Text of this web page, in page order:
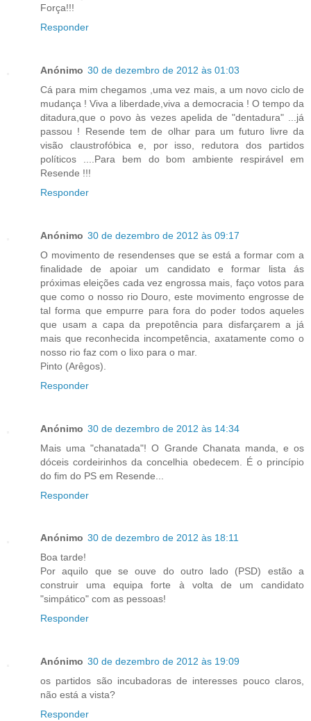
Força!!!
Responder
Anónimo 30 de dezembro de 2012 às 01:03
Cá para mim chegamos ,uma vez mais, a um novo ciclo de
mudança ! Viva a liberdade,viva a democracia ! O tempo da
ditadura,que o povo às vezes apelida de "dentadura" ...já
passou ! Resende tem de olhar para um futuro livre da
visão claustrofóbica e, por isso, redutora dos partidos
políticos ....Para bem do bom ambiente respirável em
Resende !!!
Responder
Anónimo 30 de dezembro de 2012 às 09:17
O movimento de resendenses que se está a formar com a
finalidade de apoiar um candidato e formar lista ás
próximas eleições cada vez engrossa mais, faço votos para
que como o nosso rio Douro, este movimento engrosse de
tal forma que empurre para fora do poder todos aqueles
que usam a capa da prepotência para disfarçarem a já
mais que reconhecida incompetência, axatamente como o
nosso rio faz com o lixo para o mar.
Pinto (Arêgos).
Responder
Anónimo 30 de dezembro de 2012 às 14:34
Mais uma "chanatada"! O Grande Chanata manda, e os
dóceis cordeirinhos da concelhia obedecem. É o princípio
do fim do PS em Resende...
Responder
Anónimo 30 de dezembro de 2012 às 18:11
Boa tarde!
Por aquilo que se ouve do outro lado (PSD) estão a
construir uma equipa forte à volta de um candidato
"simpático" com as pessoas!
Responder
Anónimo 30 de dezembro de 2012 às 19:09
os partidos são incubadoras de interesses pouco claros,
não está a vista?
Responder